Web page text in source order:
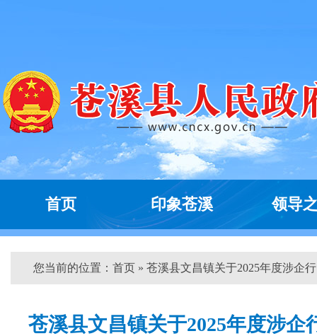
首页 印象苍溪 领导
您当前的位置： 首页 » 苍溪县文昌镇关于2025年度涉企
苍溪县文昌镇关于2025年度涉